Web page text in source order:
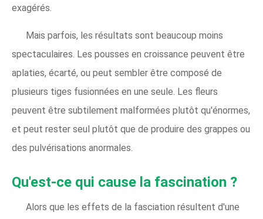
exagérés.
Mais parfois, les résultats sont beaucoup moins
spectaculaires. Les pousses en croissance peuvent être
aplaties, écarté, ou peut sembler être composé de
plusieurs tiges fusionnées en une seule. Les fleurs
peuvent être subtilement malformées plutôt qu'énormes,
et peut rester seul plutôt que de produire des grappes ou
des pulvérisations anormales.
Qu'est-ce qui cause la fascination ?
Alors que les effets de la fasciation résultent d'une